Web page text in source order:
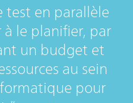
en parallèle
le planifier, par
un budget et
au sein
pour